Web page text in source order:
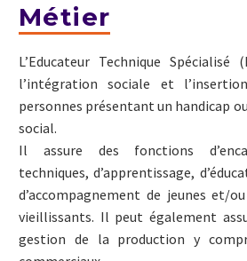
Métier
L’Educateur Technique Spécialisé
l’intégration sociale et
personnes présentant un handicap
social.
Il assure des fonctions
techniques, d’apprentissage,
d’accompagnement de jeunes et/
vieillissants. Il peut également
gestion de la production y